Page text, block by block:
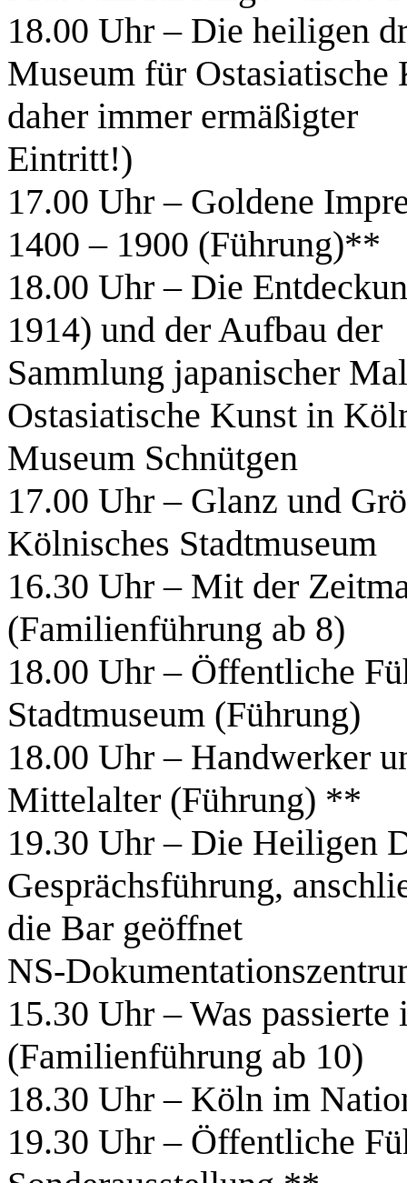
18.00 Uhr – Die heiligen
Museum für
daher immer ermäßigter
Eintritt!)
17.00 Uhr – Goldene
1400 – 1900 (Führung)**
18.00 Uhr – Die
1914) und der Aufbau der
Sammlung japanischer
Ostasiatische Kunst in
Museum Schnütgen
17.00 Uhr – Glanz und
Kölnisches Stadtmuseum
16.30 Uhr – Mit der
(Familienführung ab 8)
18.00 Uhr – Öffentliche
Stadtmuseum (Führung)
18.00 Uhr – Handwerker
Mittelalter (Führung) **
19.30 Uhr – Die Heiligen
Gesprächsführung,
die Bar geöffnet
NS-
15.30 Uhr – Was
(Familienführung ab 10)
18.30 Uhr – Köln im
19.30 Uhr – Öffentliche